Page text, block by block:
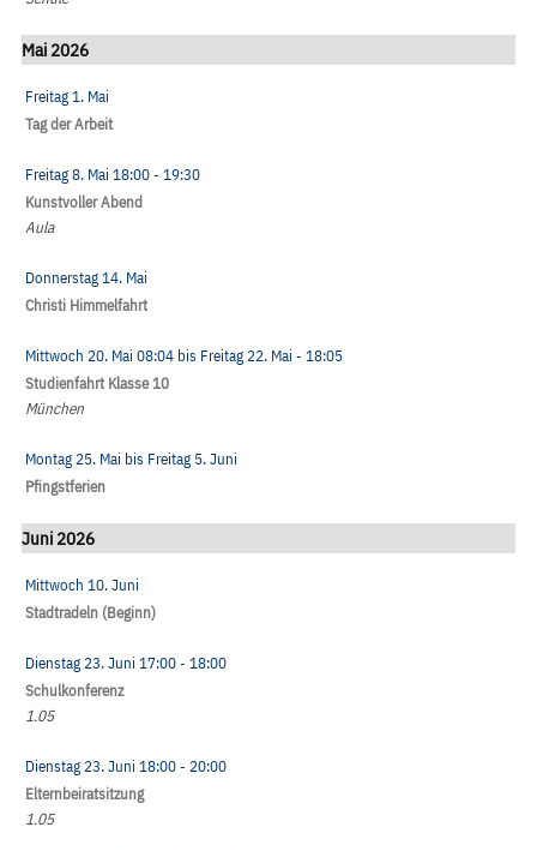
Mai 2026
Freitag 1. Mai
Tag der Arbeit
Freitag 8. Mai 18:00- 19:30
Kunstvoller Abend
Aula
Donnerstag 14. Mai
Christi Himmelfahrt
Mittwoch 20. Mai 08:04 bis Freitag 22. Mai - 18:05
Studienfahrt Klasse 10
München
Montag 25. Mai bis Freitag 5. Juni
Pfingstferien
Juni 2026
Mittwoch 10. Juni
Stadtradeln (Beginn)
Dienstag 23. Juni 17:00- 18:00
Schulkonferenz
1.05
Dienstag 23. Juni 18:00- 20:00
Elternbeiratsitzung
1.05